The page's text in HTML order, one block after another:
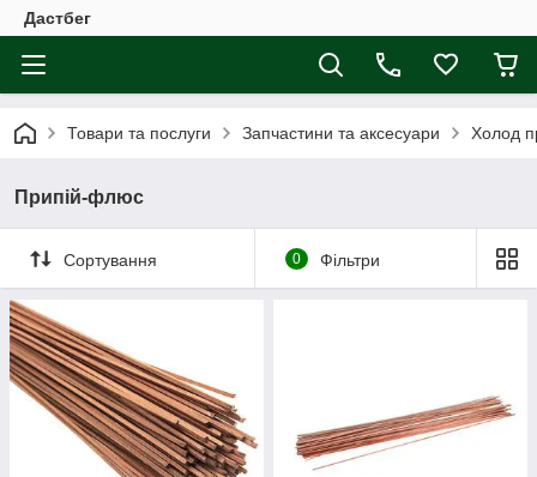
Дастбег
Товари та послуги Запчастини та аксесуари Холод
Припій-флюс
Сортування 0 Фільтри